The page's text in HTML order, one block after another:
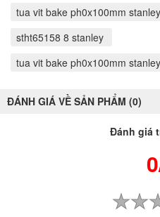
tua vit bake ph0x100mm
stht65158 8 stanley
tua vit bake ph0x100mm
ĐÁNH GIÁ VỀ SẢN PHẨM (0)
Đánh giá